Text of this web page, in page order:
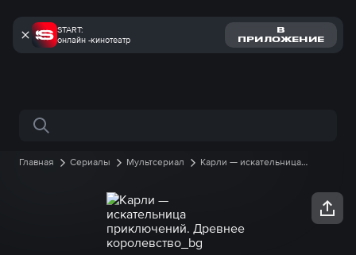
START:
онлайн -кинотеатр
В
ПРИЛОЖЕНИЕ
Поиск по сайту
Главная Сериалы Мультсериал
Карли — искательница